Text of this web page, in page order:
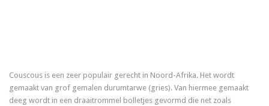
Couscous is een zeer populair gerecht in Noord-Afrika. Het wordt
gemaakt van grof gemalen durumtarwe (gries). Van hiermee gemaakt
deeg wordt in een draaitrommel bolletjes gevormd die net zoals